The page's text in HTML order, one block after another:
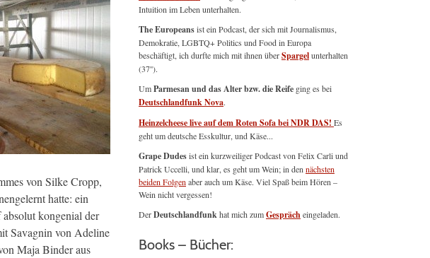
von Silke Cropp,
hatte: ein
kongenial der
Savagnin von Adeline
Maja Binder aus
Intuition im Leben unterhalten.
The Europeansist ein Podcast, der sich mit Journalismus,
Demokratie, LGBTQ+ Politics und Food in Europa
beschäftigt, ich durfte mich mit ihnen überSpargelunterhalten
(37'').
UmParmesan und das Alter bzw. die Reife ging es bei
Deutschlandfunk Nova.
Heinzelcheese live auf dem Roten Sofa bei NDR DAS! Es
geht um deutsche Esskultur, und Käse...
Grape Dudesist ein kurzweiliger Podcast von Felix Carli und
Patrick Uccelli, und klar, es geht um Wein; in den nächsten
beiden Folgen aber auch um Käse. Viel Spaß beim Hören –
Wein nicht vergessen!
DerDeutschlandfunkhat mich zumGesprächeingeladen.
Books – Bücher: